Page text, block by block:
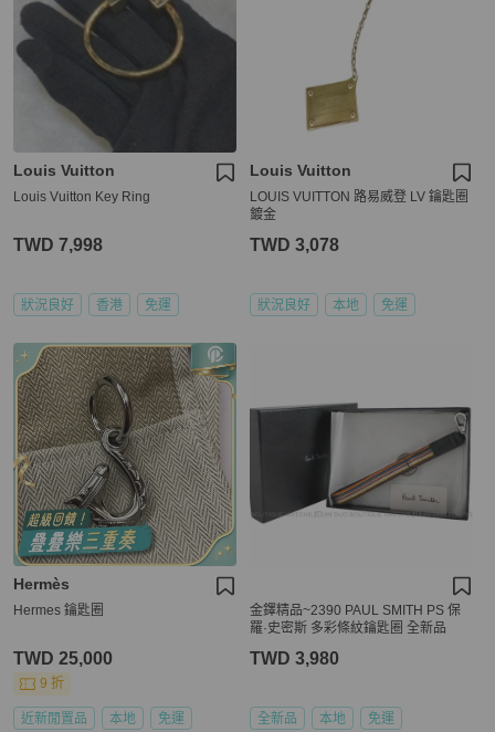
Louis Vuitton
Louis Vuitton Key Ring
TWD 7,998
狀況良好 香港 免運
Louis Vuitton
LOUIS VUITTON 路易威登 LV 鑰匙圈
鍍金
TWD 3,078
狀況良好 本地 免運
Hermès
Hermes 鑰匙圈
TWD 25,000
9 折
近新閒置品 本地 免運
金鐸精品~2390 PAUL SMITH PS 保
羅·史密斯 多彩條紋鑰匙圈 全新品
TWD 3,980
全新品 本地 免運